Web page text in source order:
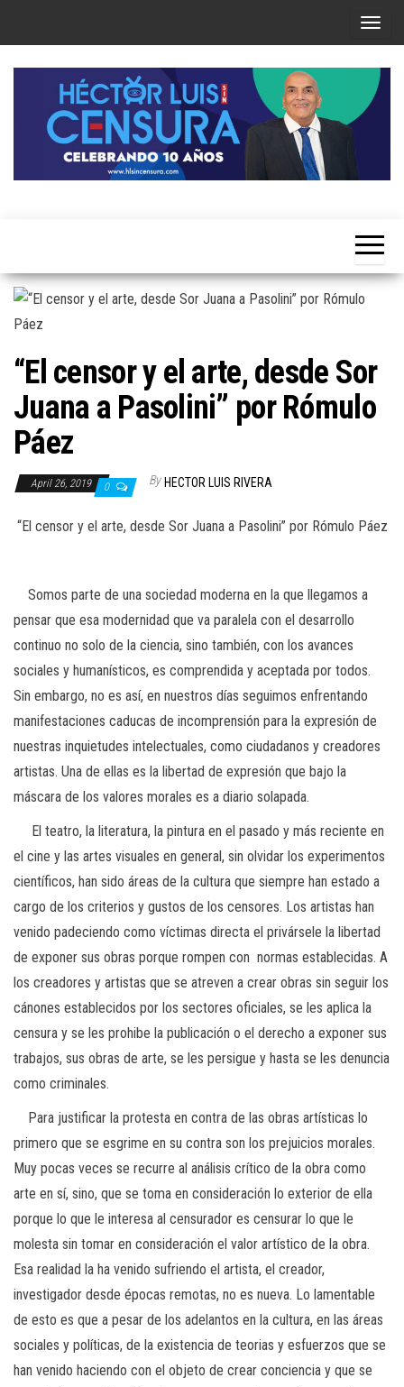
T
g
n
i
g
o
n
“El censor y el arte, desde Sor
Juana a Pasolini” por Rómulo
Páez
April 26, 2019 0 By HECTOR LUIS RIVERA
“El censor y el arte, desde Sor Juana a Pasolini” por Rómulo Páez
Somos parte de una sociedad moderna en la que llegamos a
pensar que esa modernidad que va paralela con el desarrollo
continuo no solo de la ciencia, sino también, con los avances
sociales y humanísticos, es comprendida y aceptada por todos.
Sin embargo, no es así, en nuestros días seguimos enfrentando
manifestaciones caducas de incomprensión para la expresión de
nuestras inquietudes intelectuales, como ciudadanos y creadores
artistas. Una de ellas es la libertad de expresión que bajo la
máscara de los valores morales es a diario solapada.
El teatro, la literatura, la pintura en el pasado y más reciente en
el cine y las artes visuales en general, sin olvidar los experimentos
científicos, han sido áreas de la cultura que siempre han estado a
cargo de los criterios y gustos de los censores. Los artistas han
venido padeciendo como víctimas directa el privársele la libertad
de exponer sus obras porque rompen con normas establecidas. A
los creadores y artistas que se atreven a crear obras sin seguir los
cánones establecidos por los sectores oficiales, se les aplica la
censura y se les prohibe la publicación o el derecho a exponer sus
trabajos, sus obras de arte, se les persigue y hasta se les denuncia
como criminales.
Para justificar la protesta en contra de las obras artísticas lo
primero que se esgrime en su contra son los prejuicios morales.
Muy pocas veces se recurre al análisis crítico de la obra como
arte en sí, sino, que se toma en consideración lo exterior de ella
porque lo que le interesa al censurador es censurar lo que le
molesta sin tomar en consideración el valor artístico de la obra.
Esa realidad la ha venido sufriendo el artista, el creador,
investigador desde épocas remotas, no es nueva. Lo lamentable
de esto es que a pesar de los adelantos en la cultura, en las áreas
sociales y políticas, de la existencia de teorias y esfuerzos que se
han venido haciendo con el objeto de crear conciencia y que se